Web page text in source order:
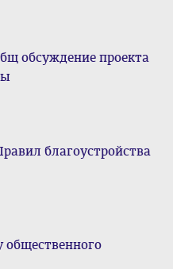
обсуждение проекта
благоустройства